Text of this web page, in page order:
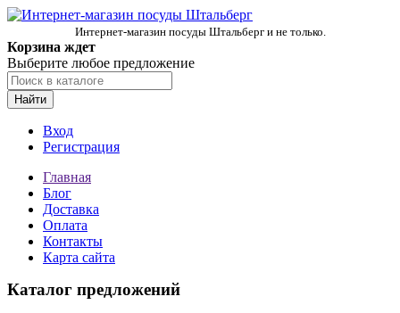
Интернет-магазин посуды Штальберг и не только.
Корзина ждет
Выберите любое предложение
Найти
Вход
Регистрация
Главная
Блог
Доставка
Оплата
Контакты
Карта сайта
Каталог предложений